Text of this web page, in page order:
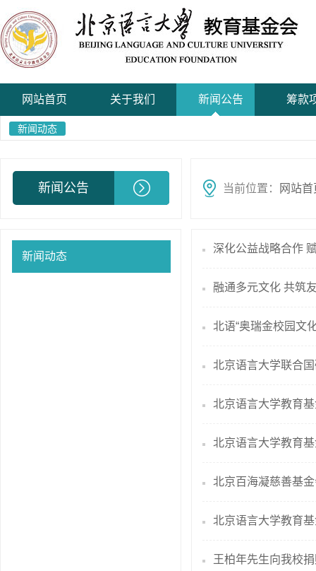
网站首页 关于我们 新闻公告 筹款
新闻动态
新闻公告 当前位置： 网站首
新闻动态
深化公益战略合作
融通多元文化 共筑
北语“奥瑞金校园文
北京语言大学联合
北京语言大学教育
北京语言大学教育
北京百海凝慈善基
北京语言大学教育
王柏年先生向我校